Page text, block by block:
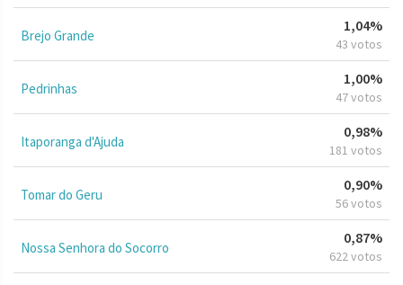
Brejo Grande
1,04%
43 votos
Pedrinhas
1,00%
47 votos
Itaporanga d'Ajuda
0,98%
181 votos
Tomar do Geru
0,90%
56 votos
Nossa Senhora do Socorro
0,87%
622 votos